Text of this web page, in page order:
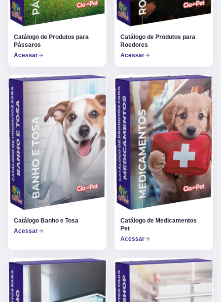
Catálogo de Produtos para
Pássaros
Acessar
Catálogo de Produtos para
Roedores
Acessar
Catálogo Banho e Tosa
Acessar
Catálogo de Medicamentos
Pet
Acessar